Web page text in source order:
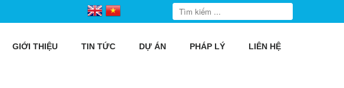
GIỚI THIỆU TIN TỨC DỰ ÁN PHÁP LÝ LIÊN HỆ